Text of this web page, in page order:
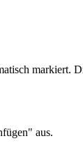
markiert.
aus.